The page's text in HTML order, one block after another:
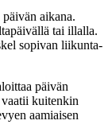
aikana.
tai illalla.
sopivan liikunta-
päivän
kuitenkin
aamiaisen